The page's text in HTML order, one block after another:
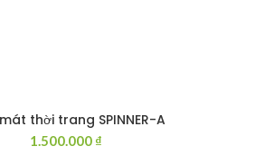
THÊM VÀO GIỎ HÀNG
thời trang SPINNER-A
1.500.000 ₫